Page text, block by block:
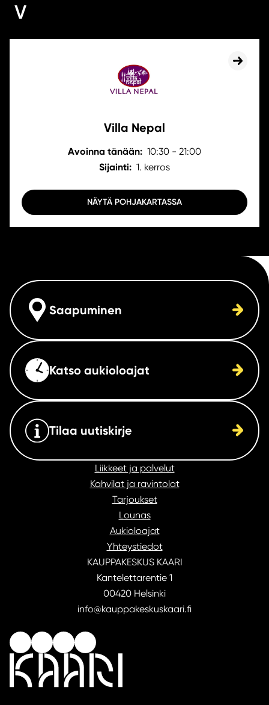
V
Villa Nepal
Avoinna tänään: 10:30 - 21:00
Sijainti: 1. kerros
NÄYTÄ POHJAKARTASSA
Saapuminen
Katso aukioloajat
Tilaa uutiskirje
Liikkeet ja palvelut
Kahvilat ja ravintolat
Tarjoukset
Lounas
Aukioloajat
Yhteystiedot
KAUPPAKESKUS KAARI
Kantelettarentie 1
00420 Helsinki
info@kauppakeskuskaari.fi